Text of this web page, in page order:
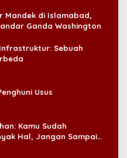
Mandek di Islamabad,
Ganda Washington
Sebuah
Usus
Kamu Sudah
Hal, Jangan Sampai